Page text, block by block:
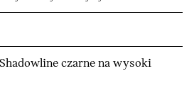
czarne na wysoki